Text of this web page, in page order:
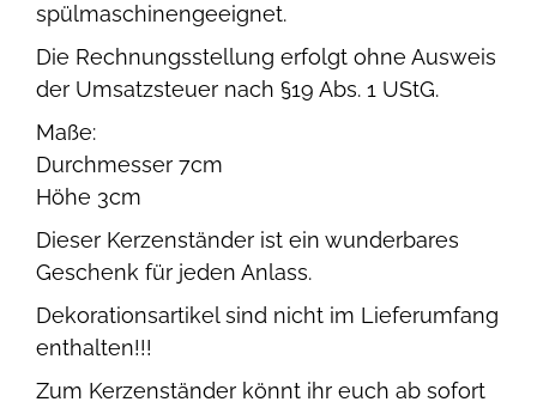
spülmaschinengeeignet.
Die Rechnungsstellung erfolgt ohne Ausweis
der Umsatzsteuer nach §19 Abs. 1 UStG.
Maße:
Durchmesser 7cm
Höhe 3cm
Dieser Kerzenständer ist ein wunderbares
Geschenk für jeden Anlass.
Dekorationsartikel sind nicht im Lieferumfang
enthalten!!!
Zum Kerzenständer könnt ihr euch ab sofort